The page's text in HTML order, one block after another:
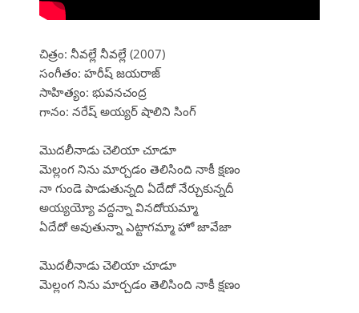
చిత్రం: నీవల్లే నీవల్లే (2007)
సంగీతం: హరీష్ జయరాజ్
సాహిత్యం: భువనచంద్ర
గానం: నరేష్ అయ్యర్ షాలిని సింగ్
మొదలీనాడు చెలియా చూడూ
మెల్లంగ నిను మార్చడం తెలిసింది నాకీ క్షణం
నా గుండె పాడుతున్నది ఏదేదో నేర్చుకున్నదీ
అయ్యయ్యో వద్దన్నా వినదోయమ్మా
ఏదేదో అవుతున్నా ఎట్టాగమ్మా హో జావేజా
మొదలీనాడు చెలియా చూడూ
మెల్లంగ నిను మార్చడం తెలిసింది నాకీ క్షణం